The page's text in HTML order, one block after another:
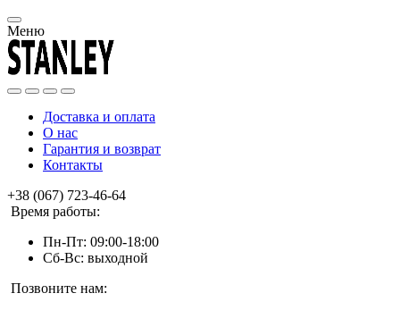
Меню
Доставка и оплата
О нас
Гарантия и возврат
Контакты
+38 (067) 723-46-64
Время работы:
Пн-Пт: 09:00-18:00
Сб-Вс: выходной
Позвоните нам: